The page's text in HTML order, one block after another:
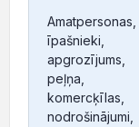
Amatpersonas,
īpašnieki,
apgrozījums,
peļņa,
komercķīlas,
nodrošinājumi,